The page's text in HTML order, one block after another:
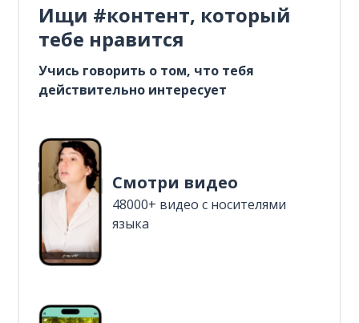
Ищи #контент, который
тебе нравится
Учись говорить о том, что тебя
действительно интересует
Смотри видео
48000+ видео с носителями
языка